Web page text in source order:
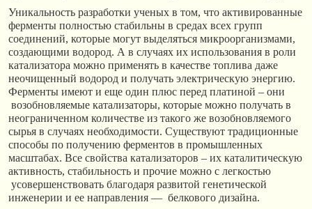
Уникальность разработки ученых в том, что активированные
ферменты полностью стабильны в средах всех групп
соединений, которые могут выделяться микроорганизмами,
создающими водород. А в случаях их использования в роли
катализатора можно применять в качестве топлива даже
неочищенный водород и получать электрическую энергию.
Ферменты имеют и еще один плюс перед платиной – они
возобновляемые катализаторы, которые можно получать в
неограниченном количестве из такого же возобновляемого
сырья в случаях необходимости. Существуют традиционные
способы по получению ферментов в промышленных
масштабах. Все свойства катализаторов – их каталитическую
активность, стабильность и прочие можно с легкостью
усовершенствовать благодаря развитой генетической
инженерии и ее направления — белкового дизайна.